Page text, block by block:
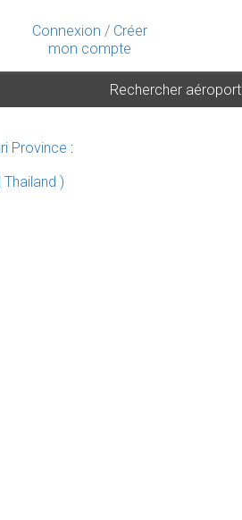
Connexion / Créer
mon compte
Rechercher aéroport
Province :
)